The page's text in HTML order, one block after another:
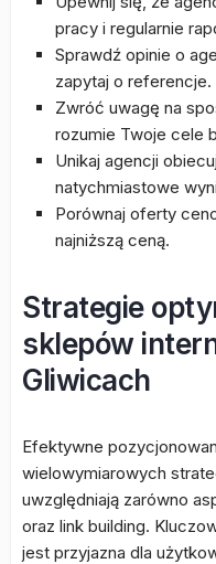
pracy i regularnie
Sprawdź opinie o
zapytaj o referencje.
Zwróć uwagę na
rozumie Twoje cele
Unikaj agencji
natychmiastowe
Porównaj oferty
najniższą ceną.
Strategie
sklepów
Gliwicach
Efektywne
wielowymiarowych
uwzględniają zarówno
oraz link building.
jest przyjazna dla